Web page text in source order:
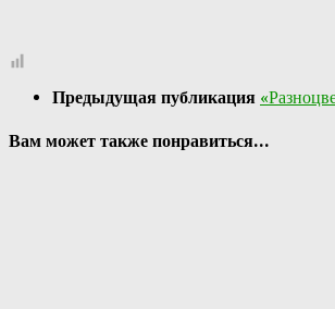
Предыдущая публикация
Вам может также понравиться...